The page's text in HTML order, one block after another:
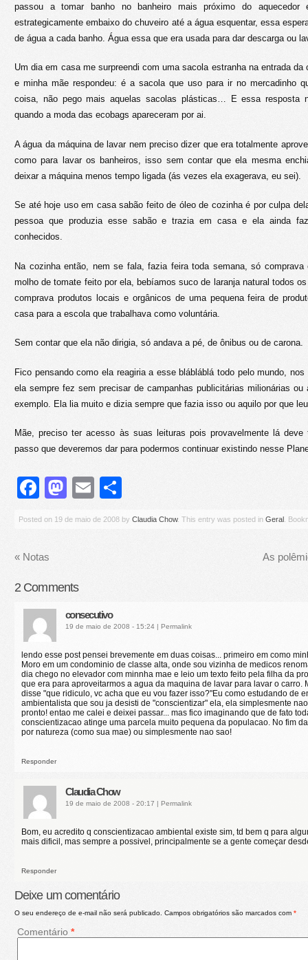
passou a tomar banho no banheiro mais próximo do aquecedor
estrategicamente embaixo do chuveiro até a água esquentar, essa
de água a cada banho. Água essa que era usada para dar descarga ou
Um dia em casa me surpreendi com uma sacola estranha na entrada da
e minha mãe respondeu: é a sacola que uso para ir no mercadinho
coisa, não pego mais aquelas sacolas plásticas… E essa resposta
quando a moda das ecobags apareceram por ai.
A água da máquina de lavar nem preciso dizer que era totalmente
como para lavar os banheiros, isso sem contar que ela mesma
deixar a máquina menos tempo ligada (ás vezes ela exagerava, eu sei).
Se até hoje uso em casa sabão feito de óleo de cozinha é por culpa
pessoa que produzia esse sabão e trazia em casa e ela ainda
conhecidos.
Na cozinha então, nem se fala, fazia feira toda semana, só
molho de tomate feito por ela, bebíamos suco de laranja natural todos
comprava produtos locais e orgânicos de uma pequena feira de
casa para a escola que trabalhava como voluntária.
Sem contar que ela não dirigia, só andava a pé, de ônibus ou de carona.
Fico pensando como ela reagiria a esse blábláblá todo pelo mundo,
ela sempre fez sem precisar de campanhas publicitárias milionárias
exemplo. Ela lia muito e dizia sempre que fazia isso ou aquilo por que
Mãe, preciso ter acesso às suas leituras pois provavelmente lá
passo que deveremos dar para podermos continuar existindo nesse
Facebook
Mastodon
Email
Posted on 19 de maio de 2008 by Claudia Chow. This entry was posted in Geral .
« Notas As
2 Comments
consecutivo
19 de maio de 2008 - 15:24 | Permalink
lendo esse post pensei brevemente em duas coisas... primeiro em como
Moro em um condominio de classe alta, onde sou vizinha de medicos
dia chego no elevador com minnha mae e leio um texto feito pela filha da
que era para aproveitarmos a agua da maquina de lavar para lavar o carro.
disse "que ridiculo, vc acha que eu vou fazer isso?"Eu como estudando de
ambientalista que sou ja desisti de "conscientizar" ela, ela simplesmente
pronto! entao me calei e deixei passar... mas fico imaginando que de fato
conscientizacao atinge uma parcela muito pequena da populacao. No fim
por natureza (como sua mae) ou simplesmente nao sao!
Responder
Claudia Chow
19 de maio de 2008 - 20:17 | Permalink
Bom, eu acredito q conscientizacao ambiental existe sim, td bem q para
mais dificil, mas sempre a possivel, principalmente se a gente começar
Responder
Deixe um comentário
O seu endereço de e-mail não será publicado. Campos obrigatórios são marcados com *
Comentário *